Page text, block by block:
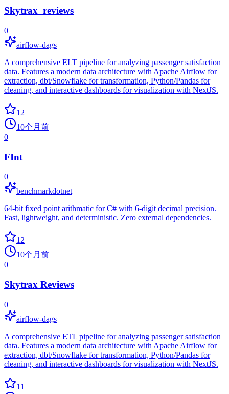
Skytrax_reviews
0
airflow-dags
A comprehensive ELT pipeline for analyzing passenger satisfaction
data. Features a modern data architecture with Apache Airflow for
extraction, dbt/Snowflake for transformation, Python/Pandas for
cleaning, and interactive dashboards for visualization with NextJS.
12
10个月前
0
FInt
0
benchmarkdotnet
64-bit fixed point arithmatic for C# with 6-digit decimal precision.
Fast, lightweight, and deterministic. Zero external dependencies.
12
10个月前
0
Skytrax Reviews
0
airflow-dags
A comprehensive ETL pipeline for analyzing passenger satisfaction
data. Features a modern data architecture with Apache Airflow for
extraction, dbt/Snowflake for transformation, Python/Pandas for
cleaning, and interactive dashboards for visualization with NextJS.
11